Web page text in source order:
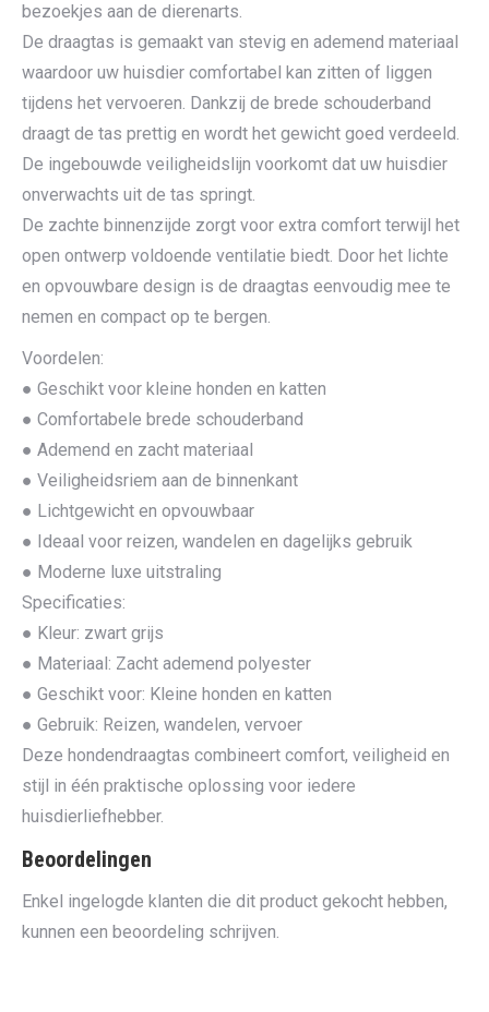
bezoekjes aan de dierenarts.
De draagtas is gemaakt van stevig en ademend materiaal
waardoor uw huisdier comfortabel kan zitten of liggen
tijdens het vervoeren. Dankzij de brede schouderband
draagt de tas prettig en wordt het gewicht goed verdeeld.
De ingebouwde veiligheidslijn voorkomt dat uw huisdier
onverwachts uit de tas springt.
De zachte binnenzijde zorgt voor extra comfort terwijl het
open ontwerp voldoende ventilatie biedt. Door het lichte
en opvouwbare design is de draagtas eenvoudig mee te
nemen en compact op te bergen.
Voordelen:
● Geschikt voor kleine honden en katten
● Comfortabele brede schouderband
● Ademend en zacht materiaal
● Veiligheidsriem aan de binnenkant
● Lichtgewicht en opvouwbaar
● Ideaal voor reizen, wandelen en dagelijks gebruik
● Moderne luxe uitstraling
Specificaties:
● Kleur: zwart grijs
● Materiaal: Zacht ademend polyester
● Geschikt voor: Kleine honden en katten
● Gebruik: Reizen, wandelen, vervoer
Deze hondendraagtas combineert comfort, veiligheid en
stijl in één praktische oplossing voor iedere
huisdierliefhebber.
Beoordelingen
Enkel ingelogde klanten die dit product gekocht hebben,
kunnen een beoordeling schrijven.